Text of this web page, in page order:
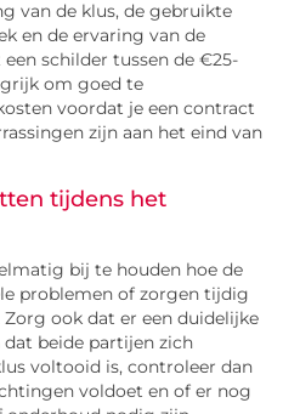
van de klus, de gebruikte
en de ervaring van de
schilder tussen de €25-
om goed te
voordat je een contract
zijn aan het eind van
tijdens het
bij te houden hoe de
problemen of zorgen tijdig
ook dat er een duidelijke
beide partijen zich
voltooid is, controleer dan
voldoet en of er nog